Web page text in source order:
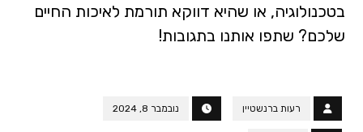
בטכנולוגיה, או שהיא דווקא תורמת לאיכות החיים
שלכם? שתפו אותנו בתגובות!
רעות ברנשטיין נובמבר 8, 2024